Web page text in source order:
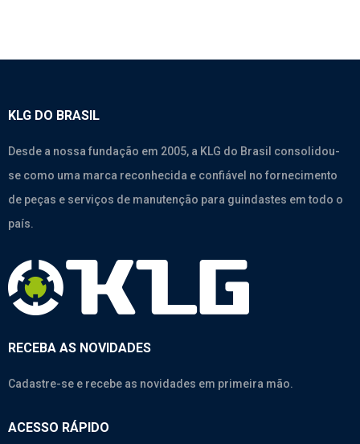
KLG DO BRASIL
Desde a nossa fundação em 2005, a KLG do Brasil consolidou-
se como uma marca reconhecida e confiável no fornecimento
de peças e serviços de manutenção para guindastes em todo o
país.
RECEBA AS NOVIDADES
Cadastre-se e recebe as novidades em primeira mão.
ACESSO RÁPIDO